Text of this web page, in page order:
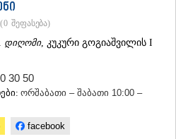
(0 შეფასება)
დიღომი, კუკური გოგიაშვილის I
30 50
ორშაბათი – შაბათი 10:00 –
facebook